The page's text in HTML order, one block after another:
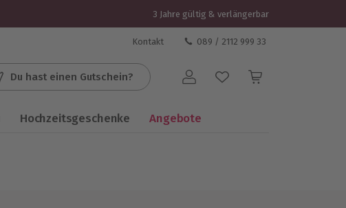
3 Jahre gültig & verlängerbar
Kontakt 089 / 2112 999 33
Du hast einen Gutschein? Benutzerkonto
Hochzeitsgeschenke Angebote